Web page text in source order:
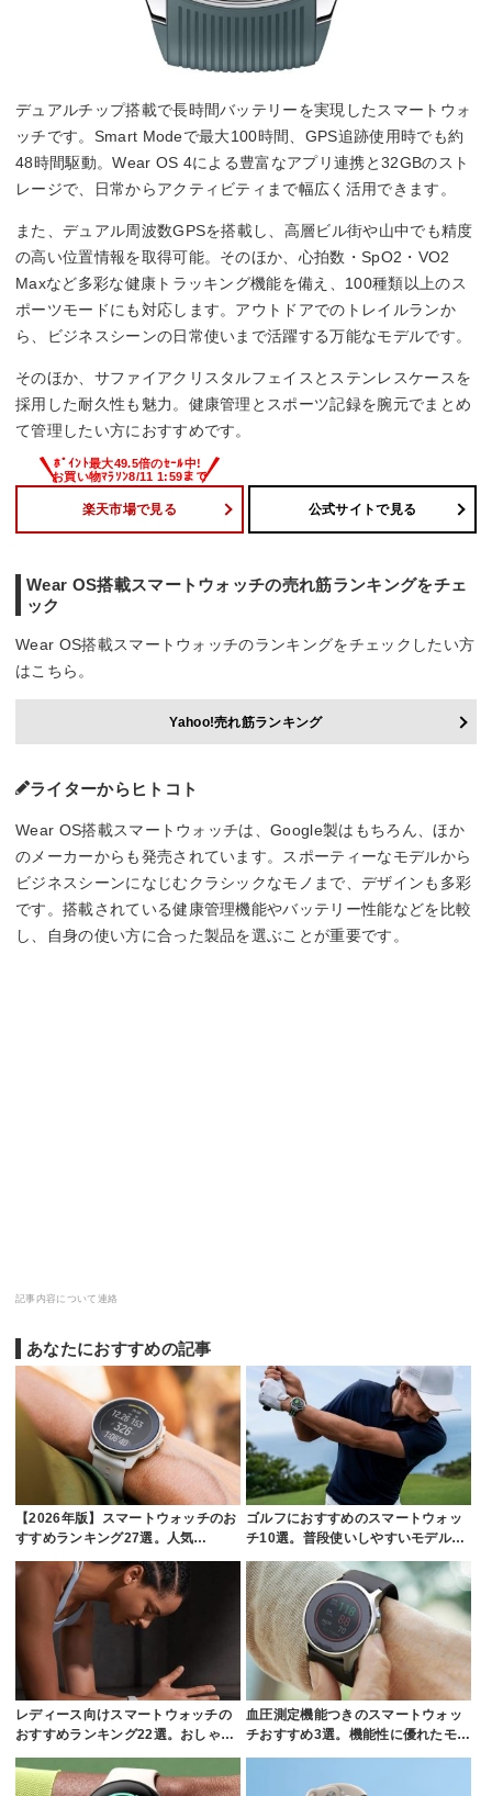
デュアルチップ搭載で長時間バッテリーを実現したスマートウォ
ッチです。Smart Modeで最大100時間、GPS追跡使用時でも約
48時間駆動。Wear OS 4による豊富なアプリ連携と32GBのスト
レージで、日常からアクティビティまで幅広く活用できます。
また、デュアル周波数GPSを搭載し、高層ビル街や山中でも精度
の高い位置情報を取得可能。そのほか、心拍数・SpO2・VO2
Maxなど多彩な健康トラッキング機能を備え、100種類以上のス
ポーツモードにも対応します。アウトドアでのトレイルランか
ら、ビジネスシーンの日常使いまで活躍する万能なモデルです。
そのほか、サファイアクリスタルフェイスとステンレスケースを
採用した耐久性も魅力。健康管理とスポーツ記録を腕元でまとめ
て管理したい方におすすめです。
楽天市場で見る 公式サイトで見る
Wear OS搭載スマートウォッチの売れ筋ランキングをチェ
ック
Wear OS搭載スマートウォッチのランキングをチェックしたい方
はこちら。
Yahoo!売れ筋ランキング
ライターからヒトコト
Wear OS搭載スマートウォッチは、Google製はもちろん、ほか
のメーカーからも発売されています。スポーティーなモデルから
ビジネスシーンになじむクラシックなモノまで、デザインも多彩
です。搭載されている健康管理機能やバッテリー性能などを比較
し、自身の使い方に合った製品を選ぶことが重要です。
記事内容について連絡
あなたにおすすめの記事
【2026年版】スマートウォッチのお
すすめランキング27選。人気…
ゴルフにおすすめのスマートウォッ
チ10選。普段使いしやすいモデル…
レディース向けスマートウォッチの
おすすめランキング22選。おしゃ…
血圧測定機能つきのスマートウォッ
チおすすめ3選。機能性に優れたモ…